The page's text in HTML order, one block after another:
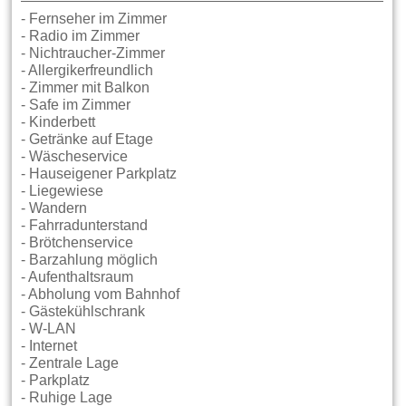
- Fernseher im Zimmer
- Radio im Zimmer
- Nichtraucher-Zimmer
- Allergikerfreundlich
- Zimmer mit Balkon
- Safe im Zimmer
- Kinderbett
- Getränke auf Etage
- Wäscheservice
- Hauseigener Parkplatz
- Liegewiese
- Wandern
- Fahrradunterstand
- Brötchenservice
- Barzahlung möglich
- Aufenthaltsraum
- Abholung vom Bahnhof
- Gästekühlschrank
- W-LAN
- Internet
- Zentrale Lage
- Parkplatz
- Ruhige Lage